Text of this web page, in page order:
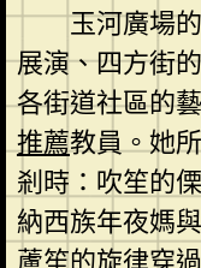
玉河廣場
展演、四方街
各街道社區的
推薦教員。她
剎時：吹笙的
納西族年夜媽